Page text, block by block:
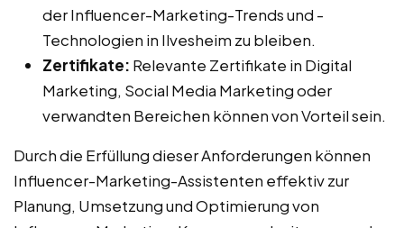
der Influencer-Marketing-Trends und -
Technologien in Ilvesheim zu bleiben.
Zertifikate: Relevante Zertifikate in Digital
Marketing, Social Media Marketing oder
verwandten Bereichen können von Vorteil sein.
Durch die Erfüllung dieser Anforderungen können
Influencer-Marketing-Assistenten effektiv zur
Planung, Umsetzung und Optimierung von